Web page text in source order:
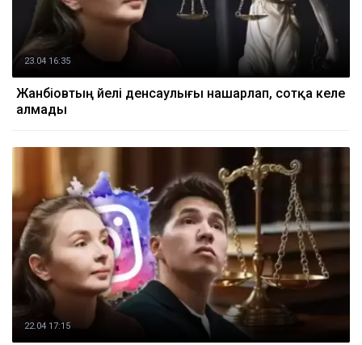
23.04 16:35
Жанәбіовтың әйелі денсаулығы нашарлап, сотқа келе
алмады
22.04 17:15